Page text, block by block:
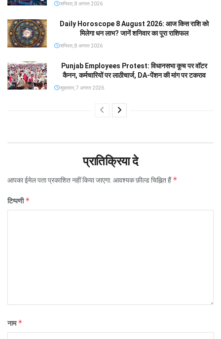
शनिवार, 8 अगस्त 2026
Daily Horoscope 8 August 2026: आज किस राशि को
मिलेगा धन लाभ? जानें शनिवार का पूरा राशिफल
शनिवार, 8 अगस्त 2026
Punjab Employees Protest: विधानसभा कूच पर वॉटर
कैनन, कर्मचारियों पर लाठीचार्ज, DA-पेंशन की मांग पर टकराव
शुक्रवार, 7 अगस्त 2026
प्रातिक्रिया दे
आपका ईमेल पता प्रकाशित नहीं किया जाएगा. आवश्यक फ़ील्ड चिह्नित हैं*
टिप्पणी*
नाम*